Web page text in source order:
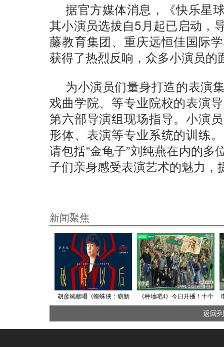
据官方媒体消息，《快乐星
其小演员选拔自5月起已启动，
藤教育集团、重庆远恒佳国际
获得了热烈反响，众多小演员的
为小演员们量身打造的表演
戏曲学院、等专业院校的表演
第六部导演组现场指导。小演
形体、表演等专业系统的训练
请包括“金龟子”刘纯燕在内的
子们亲身感受表演艺术的魅力，
新闻聚焦
胡彦斌献唱《蜘蛛侠：崭新
释英雄本心
《种地吧4》今日开播！十个
返回